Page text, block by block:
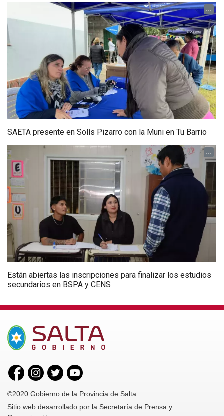
...
SAETA presente en Solís Pizarro con la Muni en Tu Barrio
...
Están abiertas las inscripciones para finalizar los estudios
secundarios en BSPA y CENS
©2020 Gobierno de la Provincia de Salta
Sitio web desarrollado por la Secretaría de Prensa y